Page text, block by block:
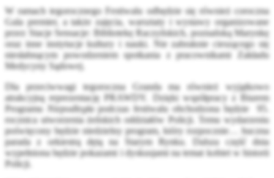
W ramach tegorocznego Festiwalu odbędzie się również coroczna
Gala premier, a także zajęcia, warsztaty i wystawy organizowane
przez Stacje Sensacje: Bibliotekę Raczyńskich, poznańską Marynkę
oraz inne instytucje kultury i nauki. Nie zabraknie cieszącego się
niesłabnącym powodzeniem spotkania z pracownikami Zakładu
Medycyny Sądowej.
Dla przeciwwagi tegoroczna Granda ma również wyjątkowo
atrakcyjną reprezentację PRAWDY. Dzięki współpracy z Biurem
Programu
Niepodległa podczas festiwalu obchodzona będzie 95.
rocznica utworzenia żeńskich oddziałów Policji. Temu wydarzeniu
poświęcony będzie niedzielny program, który rozpocznie… huczna
parada z orkiestrą dętą na Starym Rynku. Dalsza część dnia
wypełniona będzie pokazami i dyskusjami na temat kobiet w historii
Policji.